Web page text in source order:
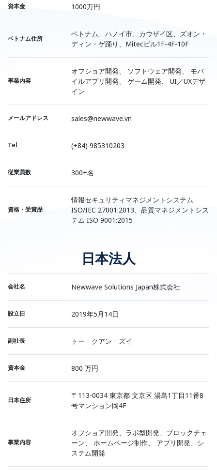
資本金 1000万円
ベトナム住所
ベトナム、ハノイ市、カウザイ区、ズオン・
ディン・ゲ踊り、Mitecビル1F-4F-10F
事業内容
オフショア開発、 ソフトウェア開発、 モバ
イルアプリ開発、 ゲーム開発、 UI／UXデザ
イン
メールアドレス sales@newwave.vn
Tel (+84) 985310203
従業員数 300+名
資格・受賞歴
情報セキュリティマネジメントシステム
ISO/IEC 27001:2013、品質マネジメントシス
テム ISO 9001:2015
日本法人
会社名 Newwave Solutions Japan株式会社
設立日 2019年5月14日
副社長 トー クアン ズイ
資本金 800 万円
日本住所
〒113-0034 東京都 文京区 湯島1丁目11番8
号マンション岡4F
事業内容
オフショア開発、ラボ型開発、ブロックチェ
ーン、 ホームページ制作、 アプリ開発、シ
ステム開発